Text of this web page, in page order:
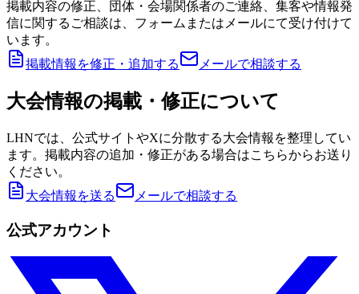
掲載内容の修正、団体・会場関係者のご連絡、集客や情報発
信に関するご相談は、フォームまたはメールにて受け付けて
います。
掲載情報を修正・追加する
メールで相談する
大会情報の掲載・修正について
LHNでは、公式サイトやXに分散する大会情報を整理してい
ます。掲載内容の追加・修正がある場合はこちらからお送り
ください。
大会情報を送る
メールで相談する
公式アカウント